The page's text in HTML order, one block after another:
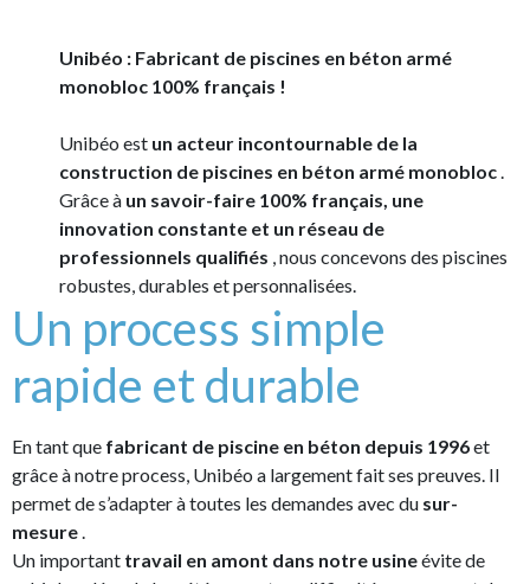
Unibéo : Fabricant de piscines en béton armé
monobloc 100% français !
Unibéo est un acteur incontournable de la
construction de piscines en béton armé monobloc.
Grâce à un savoir-faire 100% français, une
innovation constante et un réseau de
professionnels qualifiés , nous concevons des piscines
robustes, durables et personnalisées.
Un process simple
rapide et durable
En tant que fabricant de piscine en béton depuis 1996et
grâce à notre process, Unibéo a largement fait ses preuves. Il
permet de s’adapter à toutes les demandes avec du sur-
mesure.
Un important travail en amont dans notre usineévite de